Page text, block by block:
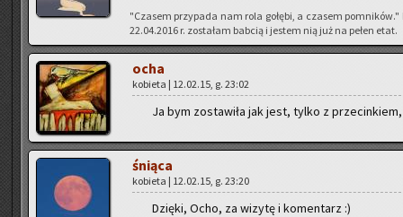
"Cza­sem przy­pa­da nam rola go­łę­bi, a cza­sem
22.04.2016 r. zo­sta­łam bab­cią i je­stem nią już na pełen etat.
ocha
ko­bie­ta | 12.02.15, g. 23:02
Ja bym zo­sta­wi­ła jak jest, tylko z
śnią­ca
ko­bie­ta | 12.02.15, g. 23:20
Dzię­ki, Ocho, za wi­zy­tę i ko­men­tarz :)